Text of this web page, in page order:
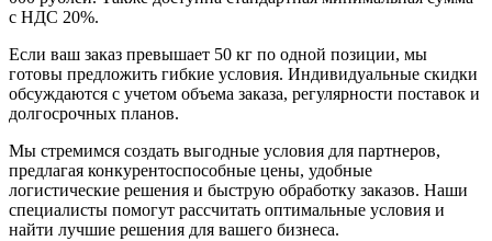
с НДС 20%.
Если ваш заказ превышает 50 кг по одной позиции, мы
готовы предложить гибкие условия. Индивидуальные скидки
обсуждаются с учетом объема заказа, регулярности поставок и
долгосрочных планов.
Мы стремимся создать выгодные условия для партнеров,
предлагая конкурентоспособные цены, удобные
логистические решения и быструю обработку заказов. Наши
специалисты помогут рассчитать оптимальные условия и
найти лучшие решения для вашего бизнеса.